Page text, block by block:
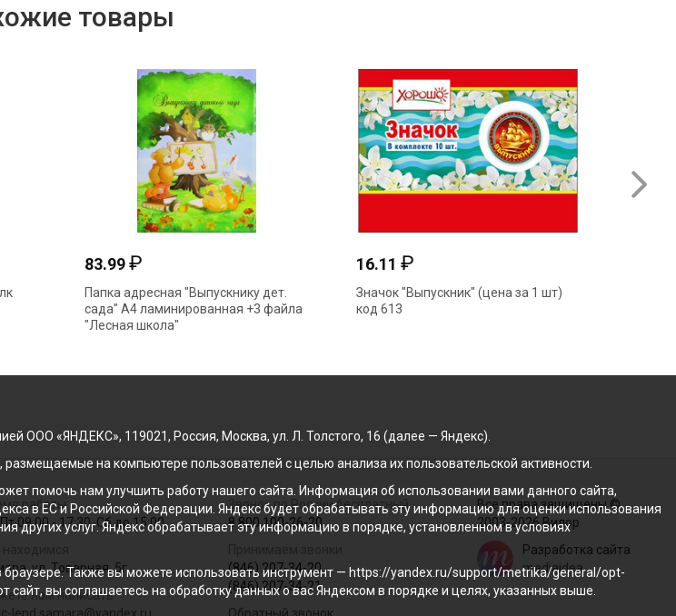
товары
83.99₽
Папка адресная "Выпускнику дет.
сада" А4 ламинированная +3 файла
"Лесная школа"
16.11 ₽
Значок "Выпускник" (цена за 1 шт)
код 613
работы
09:00 - 17:30, Сб до 15:00
ул. Товарная, 5г
нам написать
Звонок по России бесплатный
8 800 100-26-20
(846) 207-34-20
(846) 207-34-21
Все права защищены ©
2003-2026 Вилор
Разработка сайта
mediaidea
ООО «ЯНДЕКС», 119021, Россия, Москва, ул. Л. Толстого, 16 (далее — Яндекс).
на компьютере пользователей с целью анализа их пользовательской активности.
помочь нам улучшить работу нашего сайта. Информация об использовании вами данного сайта,
в ЕС и Российской Федерации. Яндекс будет обрабатывать эту информацию для оценки использования
других услуг. Яндекс обрабатывает эту информацию в порядке, установленном в условиях
браузере. Также вы можете использовать инструмент — https://yandex.ru/support/metrika/general/opt-
вы соглашаетесь на обработку данных о вас Яндексом в порядке и целях, указанных выше.